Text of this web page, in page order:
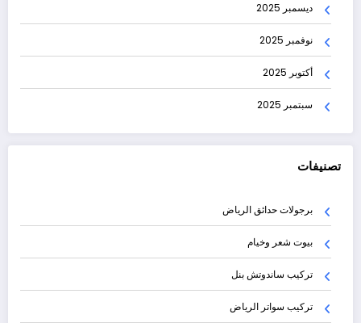
ديسمبر 2025
نوفمبر 2025
أكتوبر 2025
سبتمبر 2025
تصنيفات
برجولات حدائق الرياض
بيوت شعر وخيام
تركيب ساندوتش بنل
تركيب سواتر الرياض